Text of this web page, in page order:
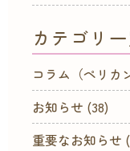
カテゴリ
コラム（ペリカ
お知らせ (38)
重要なお知らせ